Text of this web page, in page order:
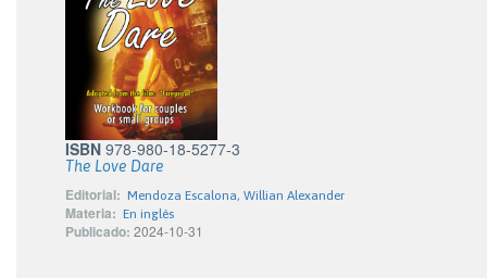
ISBN 978-980-18-5277-3
The Love Dare
Editorial: Mendoza Escalona, Willian Alexander
Materia: En inglés
Publicado: 2024-10-31